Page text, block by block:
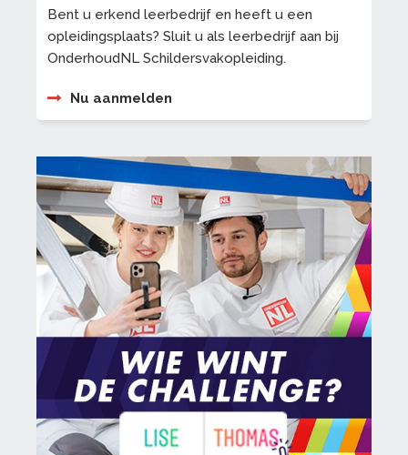
Bent u erkend leerbedrijf en heeft u een
opleidingsplaats? Sluit u als leerbedrijf aan bij
OnderhoudNL Schildersvakopleiding.
Nu aanmelden